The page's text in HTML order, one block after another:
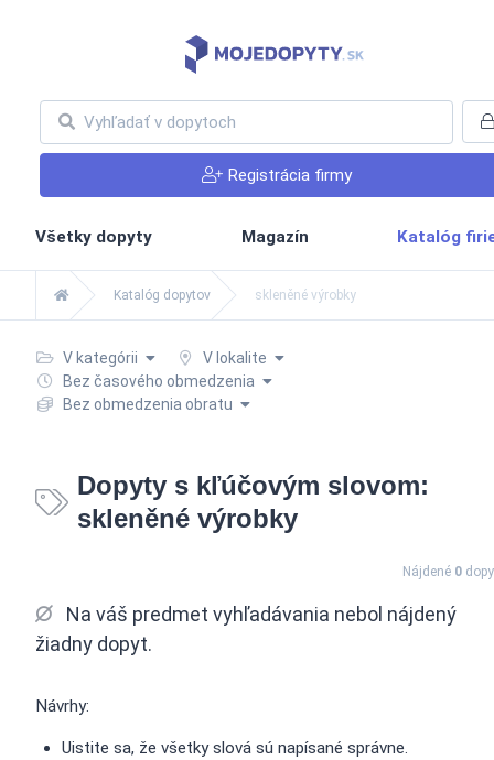
Registrácia firmy
Všetky dopyty Magazín Katalóg
Katalóg dopytov skleněné výrobky
V kategórii
V lokalite
Bez časového obmedzenia
Bez obmedzenia obratu
Dopyty s kľúčovým slovom:
skleněné výrobky
Nájdené 0
Na váš predmet vyhľadávania nebol nájdený
žiadny dopyt.
Návrhy:
Uistite sa, že všetky slová sú napísané správne.